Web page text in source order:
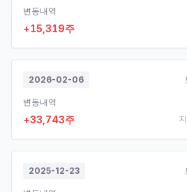
변동내역
+15,319주
2026-02-06
변동내역
+33,743주
2025-12-23